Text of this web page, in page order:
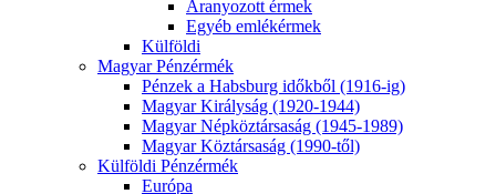
Aranyozott érmek
Egyéb emlékérmek
Külföldi
Magyar Pénzérmék
Pénzek a Habsburg időkből (1916-ig)
Magyar Királyság (1920-1944)
Magyar Népköztársaság (1945-1989)
Magyar Köztársaság (1990-től)
Külföldi Pénzérmék
Európa